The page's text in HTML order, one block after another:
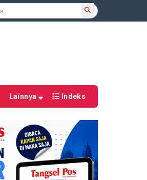
Lainnya Indeks